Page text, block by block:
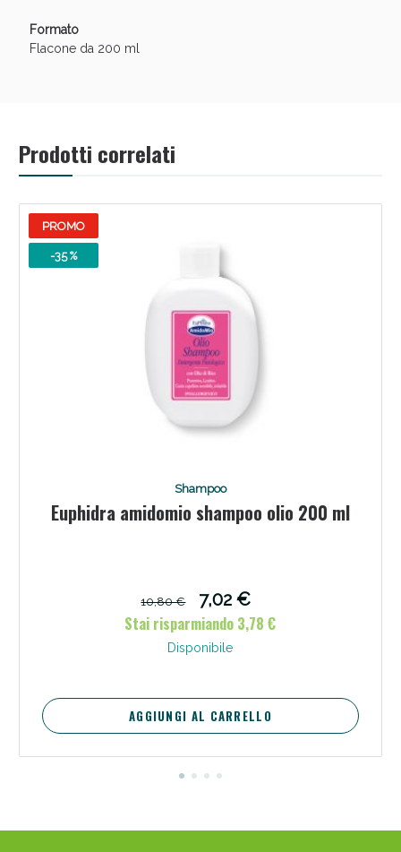
Formato
Flacone da 200 ml
Prodotti correlati
PROMO
-35 %
Shampoo
Euphidra amidomio shampoo olio 200 ml
10,80 €
7,02 €
Stai risparmiando 3,78 €
Disponibile
AGGIUNGI AL CARRELLO
Benessere Intestinale: Sconto fino al 55% valido